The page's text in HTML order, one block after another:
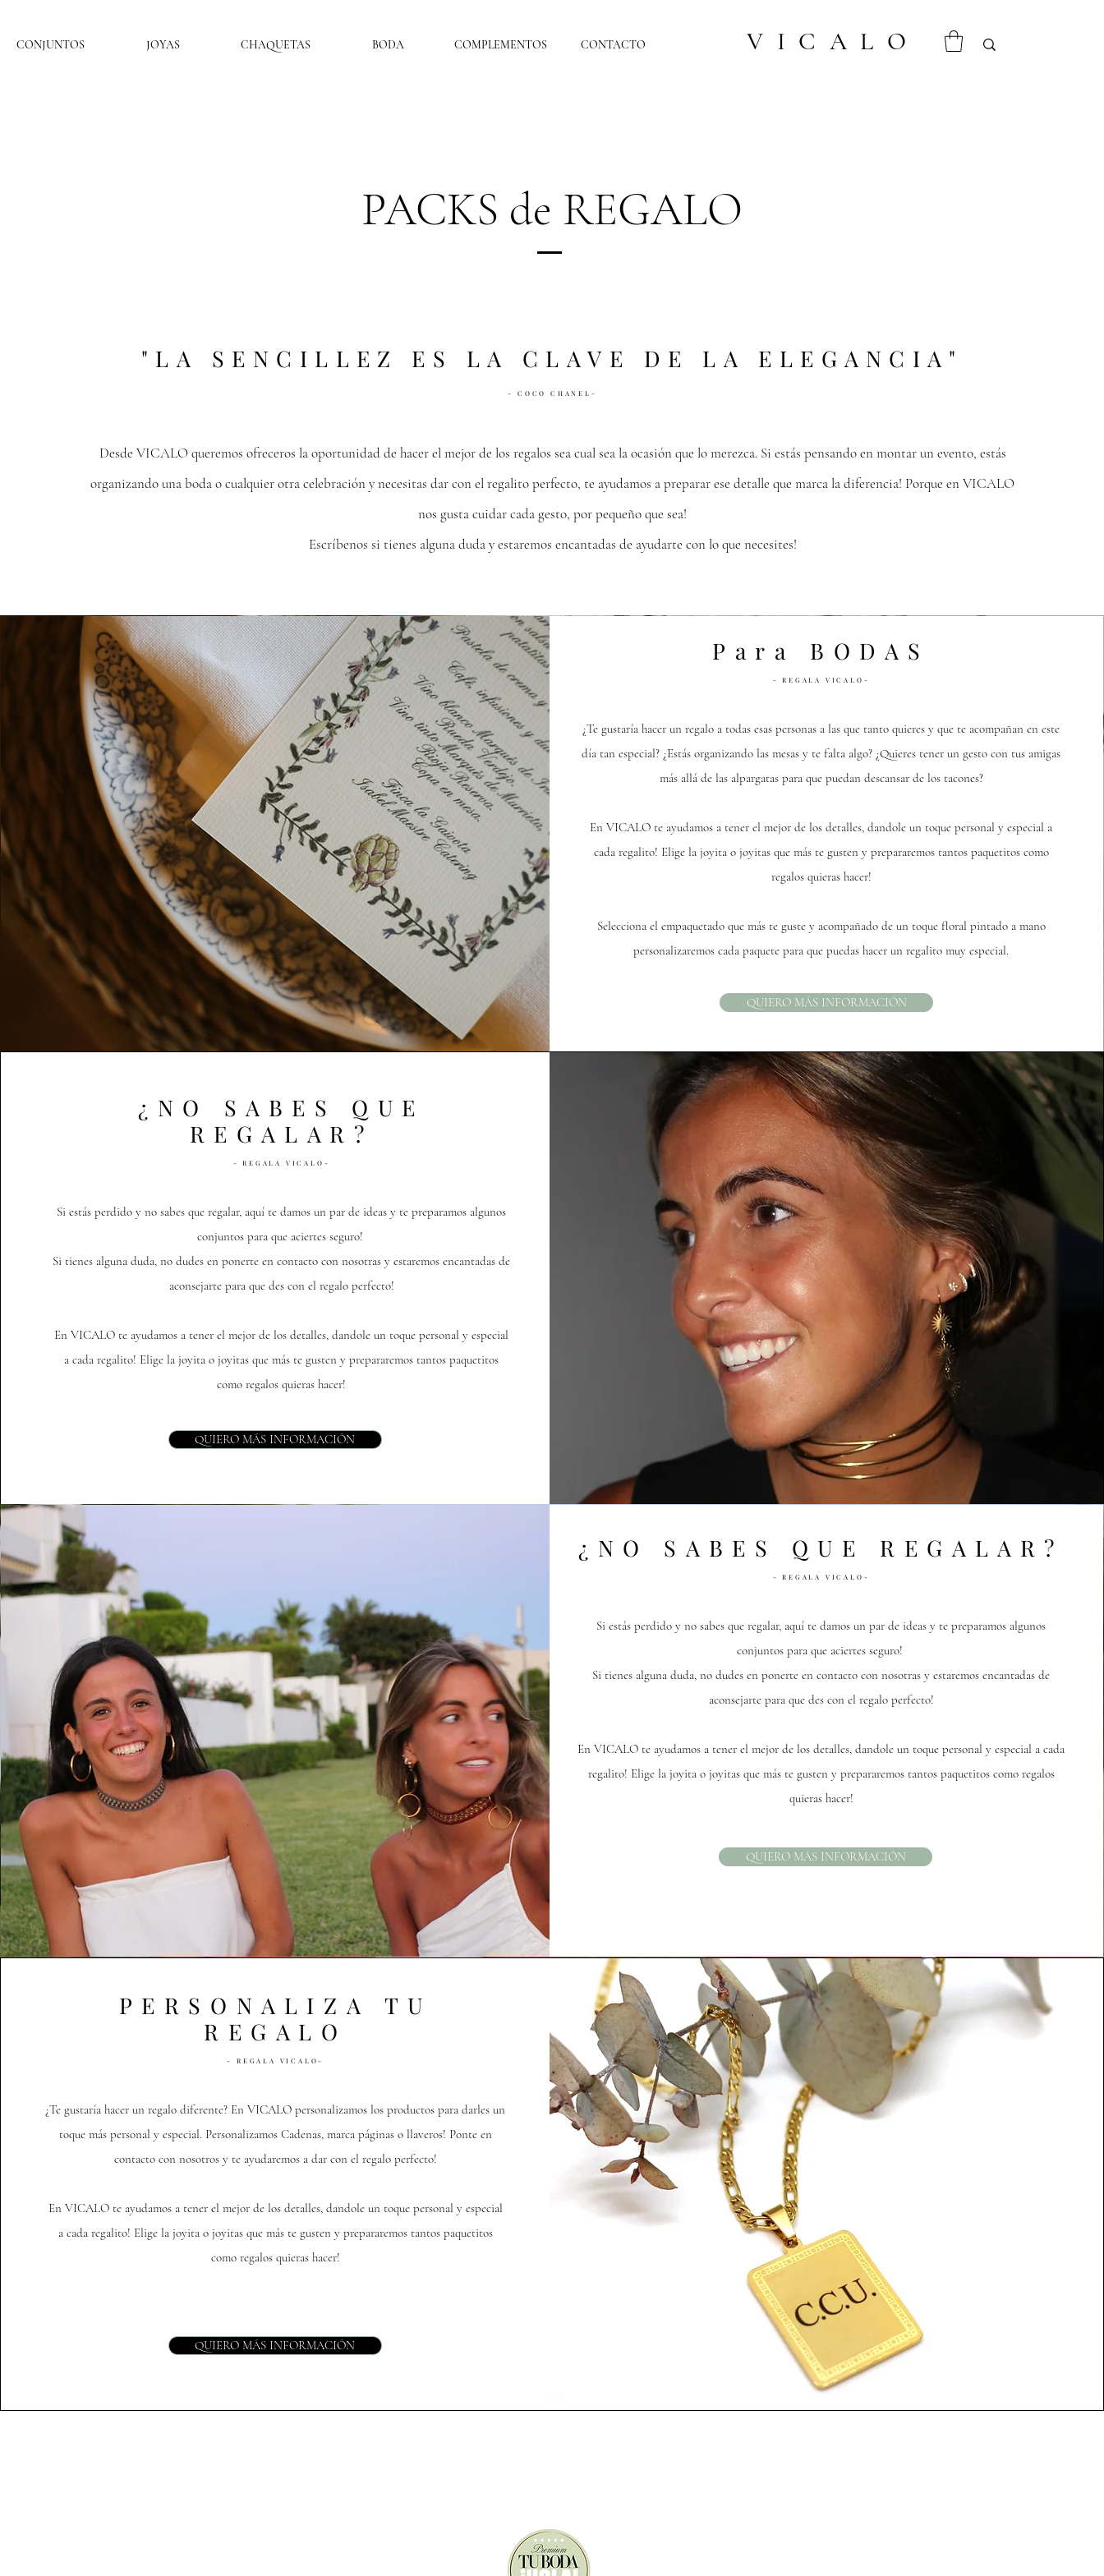
CONJUNTOS JOYAS CHAQUETAS BODA COMPLEMENTOS CONTACTO VICALO
PACKS de REGALO
"LA SENCILLEZ ES LA CLAVE DE LA ELEGANCIA"
- COCO CHANEL-
Desde VICALO queremos ofreceros la oportunidad de hacer el mejor de los regalos sea cual sea la ocasión que lo merezca. Si estás pensando en montar un evento, estás
organizando una boda o cualquier otra celebración y necesitas dar con el regalito perfecto, te ayudamos a preparar ese detalle que marca la diferencia! Porque en VICALO
nos gusta cuidar cada gesto, por pequeño que sea!
Escríbenos si tienes alguna duda y estaremos encantadas de ayudarte con lo que necesites!
QUIERO MÁS INFORMACIÓN
QUIERO MÁS INFORMACIÓN
Para BODAS
- REGALA VICALO-
¿Te gustaría hacer un regalo a todas esas personas a las que tanto quieres y que te acompañan en este
día tan especial? ¿Estás organizando las mesas y te falta algo? ¿Quieres tener un gesto con tus amigas
más allá de las alpargatas para que puedan descansar de los tacones?
En VICALO te ayudamos a tener el mejor de los detalles, dandole un toque personal y especial a
cada regalito! Elige la joyita o joyitas que más te gusten y prepararemos tantos paquetitos como
regalos quieras hacer!
Selecciona el empaquetado que más te guste y acompañado de un toque floral pintado a mano
personalizaremos cada paquete para que puedas hacer un regalito muy especial.
¿NO SABES QUE
REGALAR?
- REGALA VICALO-
Si estás perdido y no sabes que regalar, aquí te damos un par de ideas y te preparamos algunos
conjuntos para que aciertes seguro!
Si tienes alguna duda, no dudes en ponerte en contacto con nosotras y estaremos encantadas de
aconsejarte para que des con el regalo perfecto!
En VICALO te ayudamos a tener el mejor de los detalles, dandole un toque personal y especial
a cada regalito! Elige la joyita o joyitas que más te gusten y prepararemos tantos paquetitos
como regalos quieras hacer!
QUIERO MÁS INFORMACIÓN
¿NO SABES QUE REGALAR?
- REGALA VICALO-
Si estás perdido y no sabes que regalar, aquí te damos un par de ideas y te preparamos algunos
conjuntos para que aciertes seguro!
Si tienes alguna duda, no dudes en ponerte en contacto con nosotras y estaremos encantadas de
aconsejarte para que des con el regalo perfecto!
En VICALO te ayudamos a tener el mejor de los detalles, dandole un toque personal y especial a cada
regalito! Elige la joyita o joyitas que más te gusten y prepararemos tantos paquetitos como regalos
quieras hacer!
QUIERO MÁS INFORMACIÓN
PERSONALIZA TU
REGALO
- REGALA VICALO-
¿Te gustaría hacer un regalo diferente? En VICALO personalizamos los productos para darles un
toque más personal y especial. Personalizamos Cadenas, marca páginas o llaveros! Ponte en
contacto con nosotros y te ayudaremos a dar con el regalo perfecto!
En VICALO te ayudamos a tener el mejor de los detalles, dandole un toque personal y especial
a cada regalito! Elige la joyita o joyitas que más te gusten y prepararemos tantos paquetitos
como regalos quieras hacer!